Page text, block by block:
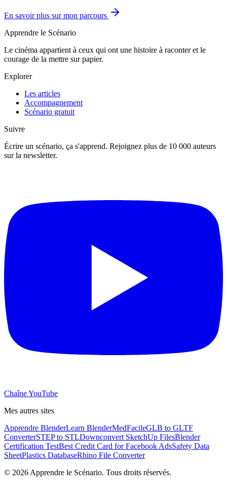
En savoir plus sur mon parcours
Apprendre le Scénario
Le cinéma appartient à ceux qui ont une histoire à raconter et le
courage de la mettre sur papier.
Explorer
Les articles
Accompagnement
Scénario gratuit
Suivre
Écrire un scénario, ça s'apprend. Rejoignez plus de 10 000 auteurs
sur la newsletter.
Chaîne YouTube
Mes autres sites
Apprendre BlenderLearn BlenderMedFacileGLB to GLTF
ConverterSTEP to STLDownconvert SketchUp FilesBlender
Certification TestBest Credit Card for Facebook AdsSafety Data
SheetPlastics DatabaseRhino File Converter
© 2026Apprendre le Scénario. Tous droits réservés.